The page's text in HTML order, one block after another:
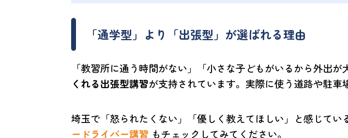
「通学型」より「出張型」が選ばれる理由
「教習所に通う時間がない」「小さな子どもがいるから外出が
くれる出張型講習が支持されています。実際に使う道路や駐車
埼玉で「怒られたくない」「優しく教えてほしい」と感じてい
ードライバー講習 もチェックしてみてください。